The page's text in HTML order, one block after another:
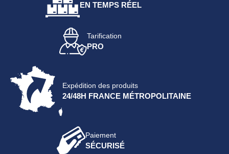
EN TEMPS RÉEL
Tarification
PRO
Expédition des produits
24/48H FRANCE MÉTROPOLITAINE
Paiement
SÉCURISÉ